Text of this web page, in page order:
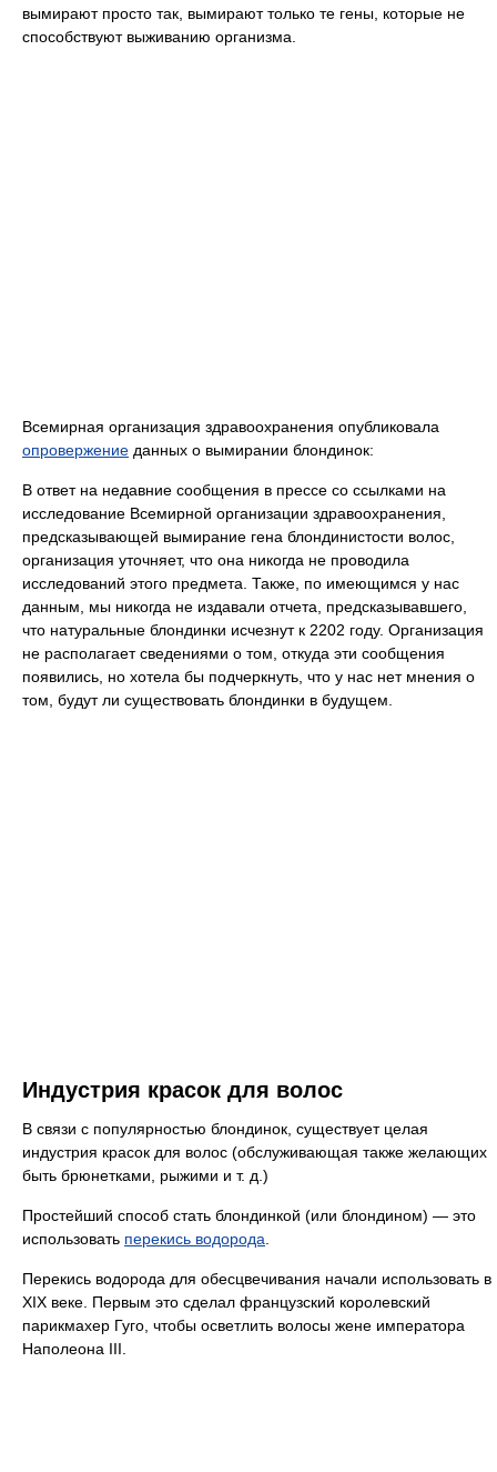
вымирают просто так, вымирают только те гены, которые не
способствуют выживанию организма.
Всемирная организация здравоохранения опубликовала
опровержение данных о вымирании блондинок:
В ответ на недавние сообщения в прессе со ссылками на
исследование Всемирной организации здравоохранения,
предсказывающей вымирание гена блондинистости волос,
организация уточняет, что она никогда не проводила
исследований этого предмета. Также, по имеющимся у нас
данным, мы никогда не издавали отчета, предсказывавшего,
что натуральные блондинки исчезнут к 2202 году. Организация
не располагает сведениями о том, откуда эти сообщения
появились, но хотела бы подчеркнуть, что у нас нет мнения о
том, будут ли существовать блондинки в будущем.
Индустрия красок для волос
В связи с популярностью блондинок, существует целая
индустрия красок для волос (обслуживающая также желающих
быть брюнетками, рыжими и т. д.)
Простейший способ стать блондинкой (или блондином) — это
использовать перекись водорода
Перекись водорода для обесцвечивания начали использовать в
XIX веке. Первым это сделал французский королевский
парикмахер Гуго, чтобы осветлить волосы жене императора
Наполеона III.